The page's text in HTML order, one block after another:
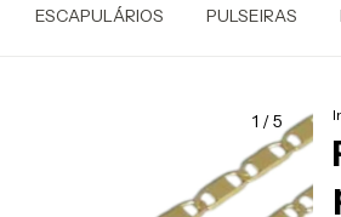
ESCAPULÁRIOS PULSEIRAS
1 /5